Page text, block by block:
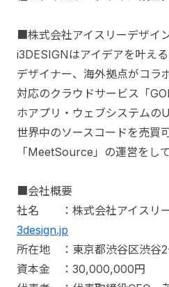
■株式会社アイスリーデザイ
i3DESIGNはアイデアを叶える
デザイナー、海外拠点がコラ
対応のクラウドサービス「
ホアプリ・ウェブシステムの
世界中のソースコードを売買
「MeetSource」の運営をして
■会社概要
社名 ：株式会社アイスリ
3design.jp
所在地 ：東京都渋谷区渋谷
資本金 ：30,000,000円